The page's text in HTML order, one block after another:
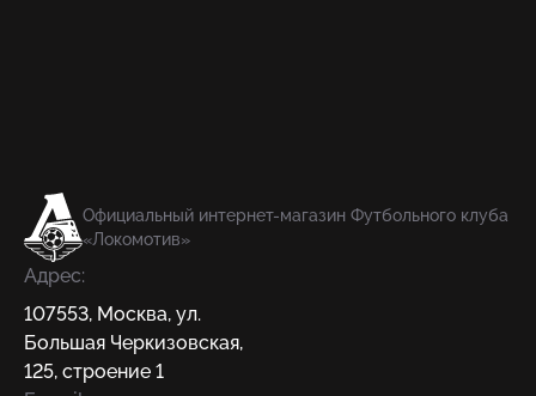
Официальный интернет-магазин Футбольного клуба
«Локомотив»
Адрес:
107553, Москва, ул.
Большая Черкизовская,
125, строение 1